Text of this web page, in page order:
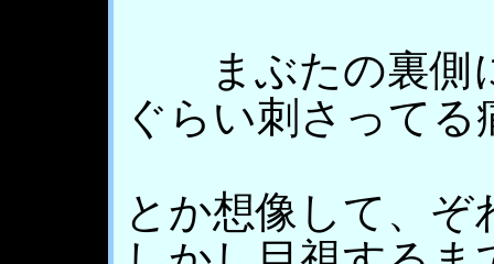
まぶたの裏側
ぐらい刺さって
とか想像して、